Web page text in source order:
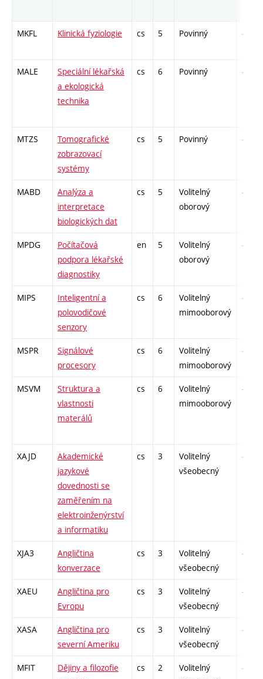
MKFL Klinická fyziologie cs 5 Povinný -
MALE
Speciální lékařská
a ekologická
technika
cs 6 Povinný -
MTZS
Tomografické
zobrazovací
systémy
cs 5 Povinný -
MABD
Analýza a
interpretace
biologických dat
cs 5
Volitelný
oborový
-
MPDG
Počítačová
podpora lékařské
diagnostiky
en 5
Volitelný
oborový
-
MIPS
Inteligentní a
polovodičové
senzory
cs 6
Volitelný
mimooborový
-
MSPR
Signálové
procesory
cs 6
Volitelný
mimooborový
-
MSVM
Struktura a
vlastnosti
materálů
cs 6
Volitelný
mimooborový
-
XAJD
Akademické
jazykové
dovednosti se
zaměřením na
elektroinženýrství
a informatiku
cs 3
Volitelný
všeobecný
-
XJA3
Angličtina
konverzace
cs 3
Volitelný
všeobecný
-
XAEU
Angličtina pro
Evropu
cs 3
Volitelný
všeobecný
-
XASA
Angličtina pro
severní Ameriku
cs 3
Volitelný
všeobecný
-
MFIT
Dějiny a filozofie
cs 2
Volitelný
-